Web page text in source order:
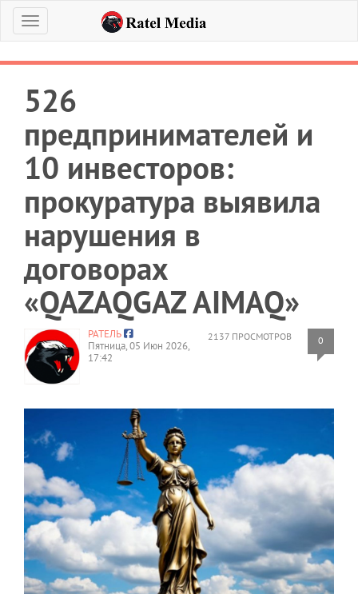
Меню
526
предпринимателей и
10 инвесторов:
прокуратура выявила
нарушения в
договорах
«QAZAQGAZ AIMAQ»
2137 ПРОСМОТРОВ 0
РАТЕЛЬ
Пятница, 05 Июн 2026,
17:42